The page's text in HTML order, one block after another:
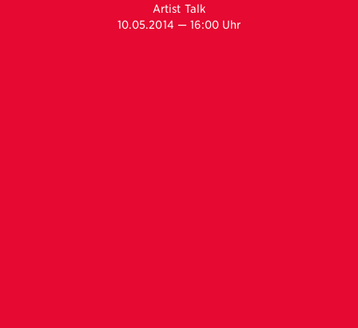
Artist Talk
10.05.2014 — 16:00 Uhr